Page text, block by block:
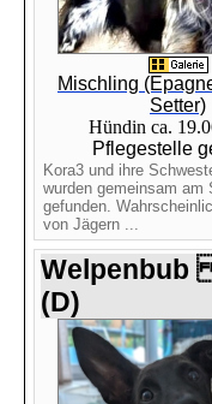
Mischling
Setter)
Hündin ca.
Pflegestelle
Kora3 und ihre
wurden gemeinsam am
gefunden.
von Jägern ...
(D)